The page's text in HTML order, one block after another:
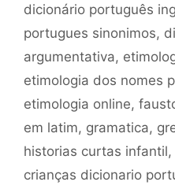
dicionário português
portugues sinonimos,
argumentativa,
etimologia dos nomes
etimologia online,
em latim, gramatica,
historias curtas infantil,
crianças dicionario